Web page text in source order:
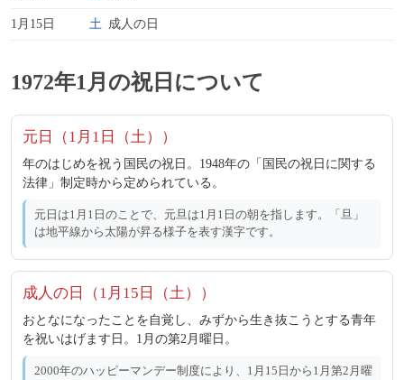
1月15日 土 成人の日
1972年1月の祝日について
元日（1月1日（土））
年のはじめを祝う国民の祝日。1948年の「国民の祝日に関する
法律」制定時から定められている。
元日は1月1日のことで、元旦は1月1日の朝を指します。「旦」
は地平線から太陽が昇る様子を表す漢字です。
成人の日（1月15日（土））
おとなになったことを自覚し、みずから生き抜こうとする青年
を祝いはげます日。1月の第2月曜日。
2000年のハッピーマンデー制度により、1月15日から1月第2月曜